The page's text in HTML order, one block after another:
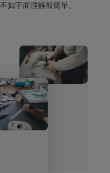
如字面理解般簡單。